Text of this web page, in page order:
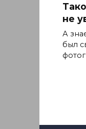
не
А
был